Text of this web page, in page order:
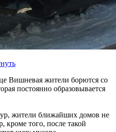
Вишневая жители борются со
постоянно образовывается
жители ближайших домов не
кроме того, после такой